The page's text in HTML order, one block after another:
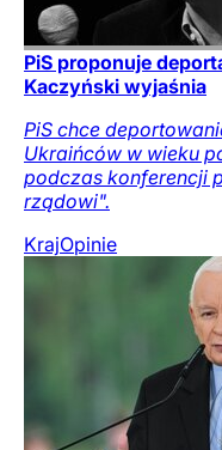
PiS proponuje
Kaczyński wyjaśnia
PiS chce
Ukraińców w wieku
podczas konferencji
rządowi".
KrajOpinie